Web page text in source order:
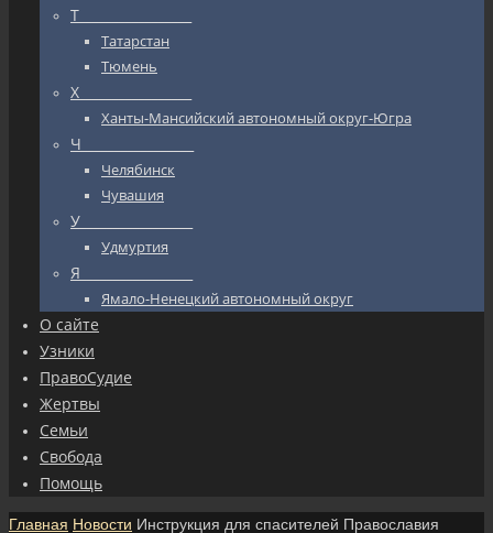
Т_________________
Татарстан
Тюмень
Х_________________
Ханты-Мансийский автономный округ-Югра
Ч_________________
Челябинск
Чувашия
У_________________
Удмуртия
Я_________________
Ямало-Ненецкий автономный округ
О сайте
Узники
ПравоСудие
Жертвы
Семьи
Свобода
Помощь
Главная Новости Инструкция для спасителей Православия